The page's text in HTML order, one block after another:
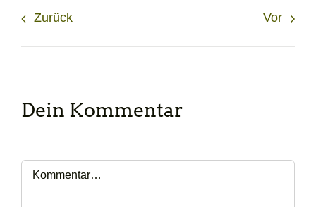
Zurück Vor
Dein Kommentar
Kommentar